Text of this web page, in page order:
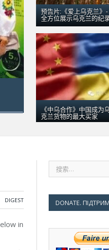
“梦幻”运输机在澳大利亚
预告片:《爱上乌克兰》
全方位展示乌克兰的纪
《中乌合作》中国成为
克兰货物的最大买家
DIGEST
in
DONATE.